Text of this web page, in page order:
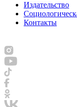
Издательство
Контакты